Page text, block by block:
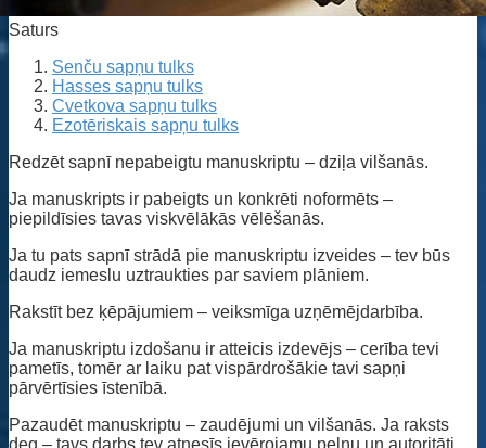
Saturs
Senču sapņu tulks
Hasses sapņu tulks
Cvetkova sapņu tulks
Ezotēriskais sapņu tulks
Redzēt sapnī nepabeigtu manuskriptu – dziļa vilšanās.
Ja manuskripts ir pabeigts un konkrēti noformēts –
piepildīsies tavas viskvēlākās vēlēšanās.
Ja tu pats sapnī strādā pie manuskriptu izveides – tev būs
daudz iemeslu uztraukties par saviem plāniem.
Rakstīt bez ķēpājumiem – veiksmīga uzņēmējdarbība.
Ja manuskriptu izdošanu ir atteicis izdevējs – cerība tevi
pametīs, tomēr ar laiku pat vispārdrošākie tavi sapņi
pārvērtīsies īstenībā.
Pazaudēt manuskriptu – zaudējumi un vilšanās. Ja raksts
deg – tavs darbs tev atnesīs ievērojamu peļņu un autoritāti.